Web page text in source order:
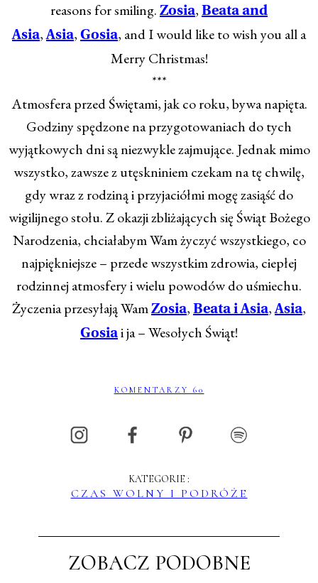
reasons for smiling. Zosia, Beata and
Asia,Asia, Gosia, and I would like to wish you all a
Merry Christmas!
***
Atmosfera przed Świętami, jak co roku, bywa napięta.
Godziny spędzone na przygotowaniach do tych
wyjątkowych dni są niezwykle zajmujące. Jednak mimo
wszystko, zawsze z utęskniniem czekam na tę chwilę,
gdy wraz z rodziną i przyjaciółmi mogę zasiąść do
wigilijnego stołu. Z okazji zbliżających się Świąt Bożego
Narodzenia, chciałabym Wam życzyć wszystkiego, co
najpiękniejsze – przede wszystkim zdrowia, ciepłej
rodzinnej atmosfery i wielu powodów do uśmiechu.
Życzenia przesyłają Wam Zosia, Beata i Asia,Asia,
Gosia i ja – Wesołych Świąt!
KOMENTARZY 60
KATEGORIE :
CZAS WOLNY I PODRÓŻE
ZOBACZ PODOBNE